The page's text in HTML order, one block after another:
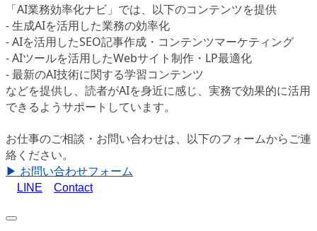
「AI業務効率化ナビ」では、以下のコンテンツを提供
- 生成AIを活用した業務の効率化
- AIを活用したSEO記事作成・コンテンツマーケティング
- AIツールを活用したWebサイト制作・LP最適化
- 最新のAI技術に関する学習コンテンツ
などを提供し、読者がAIを身近に感じ、実務で効果的に活用
できるようサポートしています。
お仕事のご相談・お問い合わせは、以下のフォームからご連
絡ください。
▶ お問い合わせフォーム
LINE
Contact